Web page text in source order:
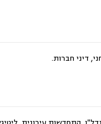
דיני חברות.